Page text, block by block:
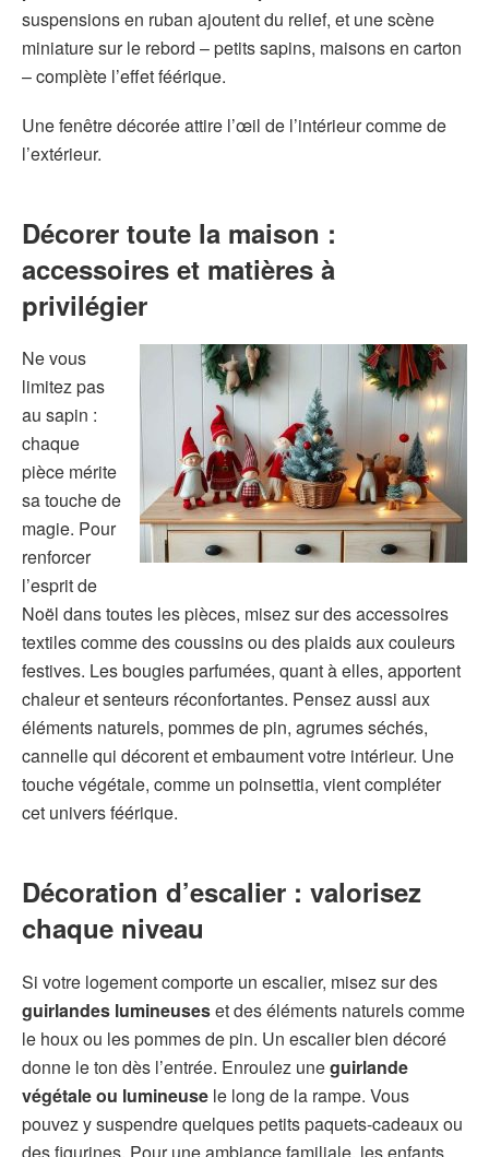
suspensions en ruban ajoutent du relief, et une scène
miniature sur le rebord – petits sapins, maisons en carton
– complète l’effet féérique.
Une fenêtre décorée attire l’œil de l’intérieur comme de
l’extérieur.
Décorer toute la maison :
accessoires et matières à
privilégier
Ne vous
limitez pas
au sapin :
chaque
pièce mérite
sa touche de
magie. Pour
renforcer
l’esprit de
Noël dans toutes les pièces, misez sur des accessoires
textiles comme des coussins ou des plaids aux couleurs
festives. Les bougies parfumées, quant à elles, apportent
chaleur et senteurs réconfortantes. Pensez aussi aux
éléments naturels, pommes de pin, agrumes séchés,
cannelle qui décorent et embaument votre intérieur. Une
touche végétale, comme un poinsettia, vient compléter
cet univers féérique.
Décoration d’escalier : valorisez
chaque niveau
Si votre logement comporte un escalier, misez sur des
guirlandes lumineuseset des éléments naturels comme
le houx ou les pommes de pin. Un escalier bien décoré
donne le ton dès l’entrée. Enroulez uneguirlande
végétale ou lumineuse le long de la rampe. Vous
pouvez y suspendre quelques petits paquets-cadeaux ou
des figurines. Pour une ambiance familiale, les enfants